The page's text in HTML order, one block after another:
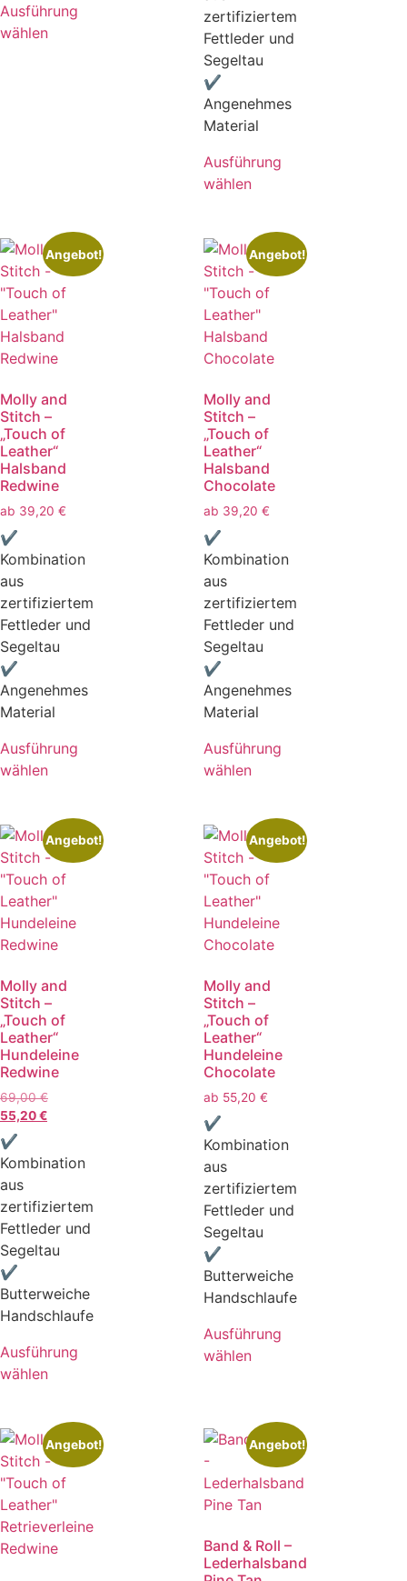
Ausführung
wählen
zertifiziertem
Fettleder und
Segeltau
✔
Angenehmes
Material
Ausführung
wählen
Angebot!
Molly and
Stitch –
„Touch of
Leather“
Halsband
Redwine
ab 39,20 €
✔
Kombination
aus
zertifiziertem
Fettleder und
Segeltau
✔
Angenehmes
Material
Ausführung
wählen
Angebot!
Molly and
Stitch –
„Touch of
Leather“
Halsband
Chocolate
ab 39,20 €
✔
Kombination
aus
zertifiziertem
Fettleder und
Segeltau
✔
Angenehmes
Material
Ausführung
wählen
Angebot!
Molly and
Stitch –
„Touch of
Leather“
Hundeleine
Redwine
69,00€
55,20€
✔
Kombination
aus
zertifiziertem
Fettleder und
Segeltau
✔
Butterweiche
Handschlaufe
Ausführung
wählen
Angebot!
Molly and
Stitch –
„Touch of
Leather“
Hundeleine
Chocolate
ab 55,20 €
✔
Kombination
aus
zertifiziertem
Fettleder und
Segeltau
✔
Butterweiche
Handschlaufe
Ausführung
wählen
Angebot! Angebot!
Band & Roll –
Lederhalsband